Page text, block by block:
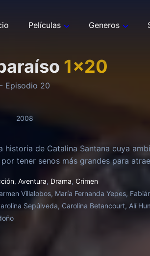
Películas Generos
1x20
- Episodio 20
2008
historia de Catalina Santana cuya
tener senos más grandes para
, Aventura, Drama, Crimen
Villalobos, María Fernanda Yepes,
Sepúlveda, Carolina Betancourt, Alí